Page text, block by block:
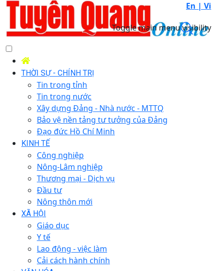
En | Vi
Toggle main menu visibility
THỜI SỰ - CHÍNH TRỊ
Tin trong tỉnh
Tin trong nước
Xây dựng Đảng - Nhà nước - MTTQ
Bảo vệ nền tảng tư tưởng của Đảng
Đạo đức Hồ Chí Minh
KINH TẾ
Công nghiệp
Nông-Lâm nghiệp
Thương mại - Dịch vụ
Đầu tư
Nông thôn mới
XÃ HỘI
Giáo dục
Y tế
Lao động - việc làm
Cải cách hành chính